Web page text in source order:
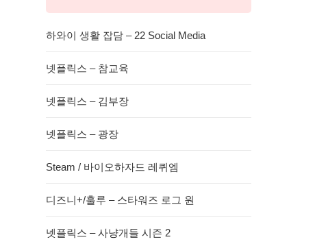
하와이 생활 잡담 – 22 Social Media
넷플릭스 – 참교육
넷플릭스 – 김부장
넷플릭스 – 광장
Steam / 바이오하자드 레퀴엠
디즈니+/훌루 – 스타워즈 로그 원
넷플릭스 – 사냥개들 시즌 2